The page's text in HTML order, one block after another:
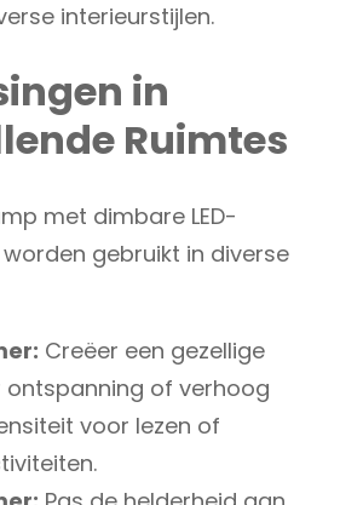
interieurstijlen.
in
Ruimtes
met dimbare LED-
gebruikt in diverse
Creëer een gezellige
ontspanning of verhoog
voor lezen of